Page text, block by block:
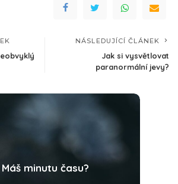
NÁSLEDUJÍCÍ ČLÁNEK
Jak si vysvětlovat
paranormální jevy?
Máš minutu času?